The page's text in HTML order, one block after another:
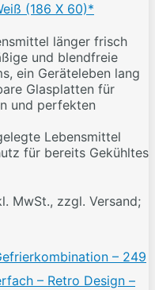
(186 X 60)*
länger frisch
und blendfreie
ein Geräteleben lang
Glasplatten für
und perfekten
Lebensmittel
für bereits Gekühltes
MwSt., zzgl. Versand;